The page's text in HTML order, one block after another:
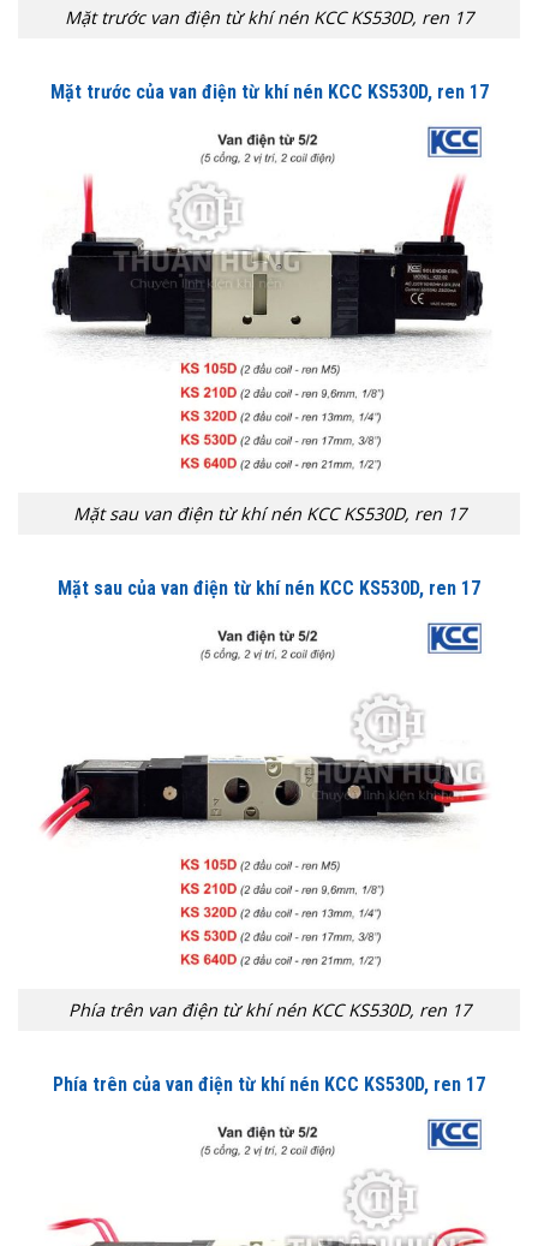
Mặt trước van điện từ khí nén KCC KS530D, ren 17
Mặt trước của van điện từ khí nén KCC KS530D, ren 17
Mặt sau van điện từ khí nén KCC KS530D, ren 17
Mặt sau của van điện từ khí nén KCC KS530D, ren 17
Phía trên van điện từ khí nén KCC KS530D, ren 17
Phía trên của van điện từ khí nén KCC KS530D, ren 17